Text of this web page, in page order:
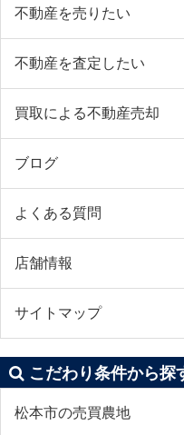
不動産を売りたい
不動産を査定したい
買取による不動産売却
ブログ
よくある質問
店舗情報
サイトマップ
こだわり条件から探
松本市の売買農地